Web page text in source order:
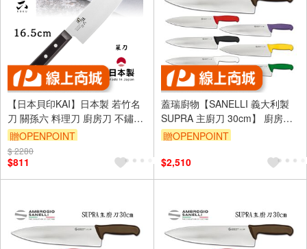
【日本貝印KAI】日本製 若竹名
刀 關孫六 料理刀 廚房刀 不鏽鋼
刀-16.5cm(菜刀)
贈OPENPOINT
$ 2280
$811
蓋瑞廚物【SANELLI 義大利製
SUPRA 主廚刀 30cm】 廚房刀
調理刀 廚刀 主廚刀 西式主廚刀
贈OPENPOINT
$2,510